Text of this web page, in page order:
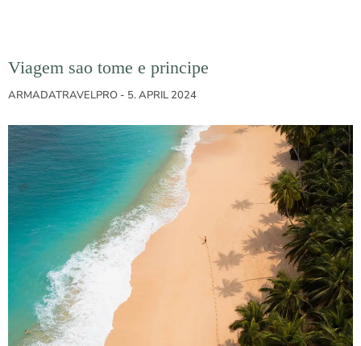
Viagem sao tome e principe
ARMADATRAVELPRO 5. APRIL 2024